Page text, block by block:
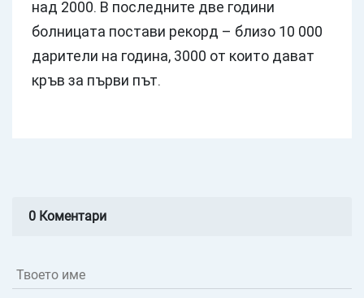
над 2000. В последните две години
болницата постави рекорд – близо 10 000
дарители на година, 3000 от които дават
кръв за първи път.
0 Коментари
Твоето име